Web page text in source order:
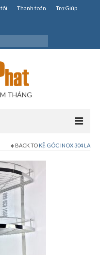
tôi Thanh toán Trợ Giúp
THÁNG
BACK TO KỆ GÓC INOX 304 LA